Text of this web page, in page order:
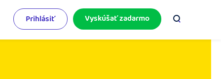
Prihlásiť Vyskúšať zadarmo